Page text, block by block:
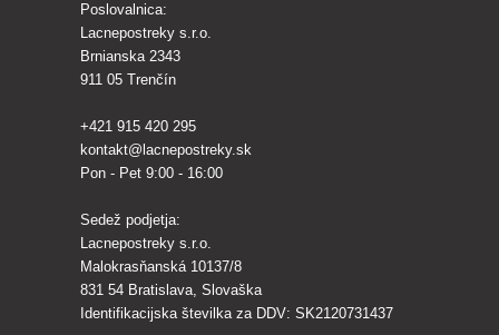
Poslovalnica:
Lacnepostreky s.r.o.
Brnianska 2343
911 05 Trenčín
+421 915 420 295
kontakt@lacnepostreky.sk
Pon - Pet 9:00 - 16:00
Sedež podjetja:
Lacnepostreky s.r.o.
Malokrasňanská 10137/8
831 54 Bratislava, Slovaška
Identifikacijska številka za DDV: SK2120731437